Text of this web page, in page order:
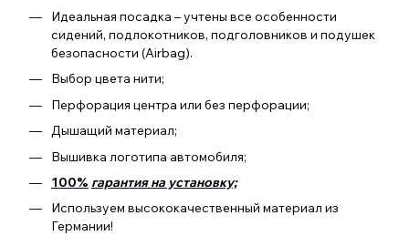
Идеальная посадка – учтены все особенности
сидений, подлокотников, подголовников и подушек
безопасности (Airbag).
Выбор цвета нити;
Перфорация центра или без перфорации;
Дышащий материал;
Вышивка логотипа автомобиля;
100% гарантия на установку;
Используем высококачественный материал из
Германии!